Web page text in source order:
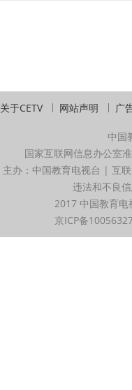
关于CETV 网站声明 广
中国
国家互联网信息办公室
主办：中国教育电视台 | 互
违法和不良
2017 中国教育
京ICP备